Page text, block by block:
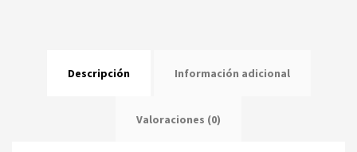
Descripción Información adicional
Valoraciones (0)